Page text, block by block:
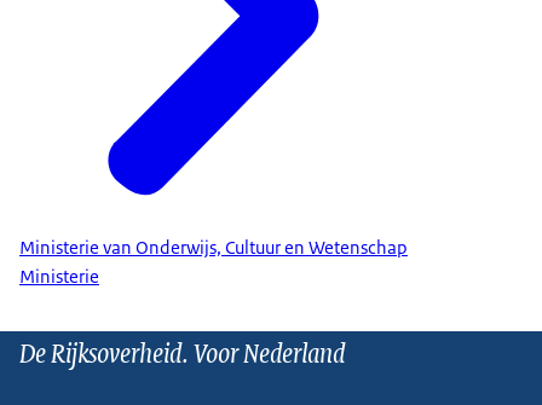
Ministerie van Onderwijs, Cultuur en Wetenschap
Ministerie
De Rijksoverheid. Voor Nederland